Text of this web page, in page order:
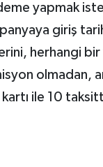
yapmak
giriş
herhangi bir
olmadan,
kartı ile 10